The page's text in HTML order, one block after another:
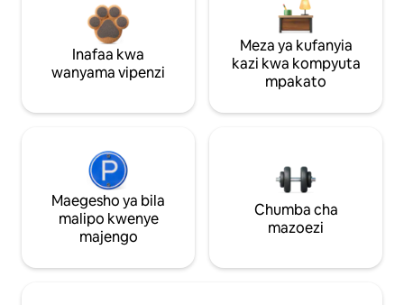
Inafaa kwa
wanyama vipenzi
Meza ya kufanyia
kazi kwa kompyuta
mpakato
Maegesho ya bila
malipo kwenye
majengo
Chumba cha
mazoezi